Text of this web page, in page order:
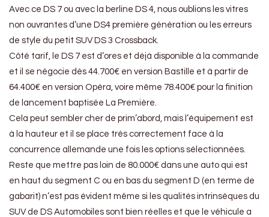
Avec ce DS 7 ou avec la berline DS 4, nous oublions les vitres
non ouvrantes d’une DS4 première génération ou les erreurs
de style du petit SUV DS 3 Crossback.
Côté tarif, le DS 7 est d’ores et déjà disponible à la commande
et il se négocie dès 44.700€ en version Bastille et à partir de
64.400€ en version Opéra, voire même 78.400€ pour la finition
de lancement baptisée La Première.
Cela peut sembler cher de prim’abord, mais l’équipement est
à la hauteur et il se place très correctement face à la
concurrence allemande une fois les options sélectionnées.
Reste que mettre pas loin de 80.000€ dans une auto qui est
en haut du segment C ou en bas du segment D (en terme de
gabarit) n’est pas évident même si les qualités intrinsèques du
SUV de DS Automobiles sont bien réelles et que le véhicule a